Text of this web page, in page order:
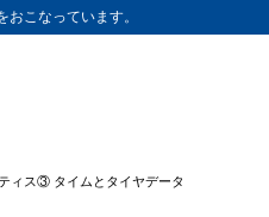
こなっています。
ィス③ タイムとタイヤデータ